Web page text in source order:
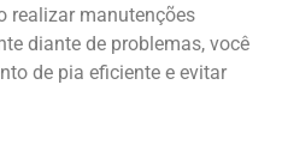
realizar manutenções
diante de problemas, você
de pia eficiente e evitar